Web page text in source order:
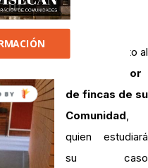
Solicite
asesoramiento al
administrador
de fincas de su
Comunidad,
quien estudiará
su caso
BY